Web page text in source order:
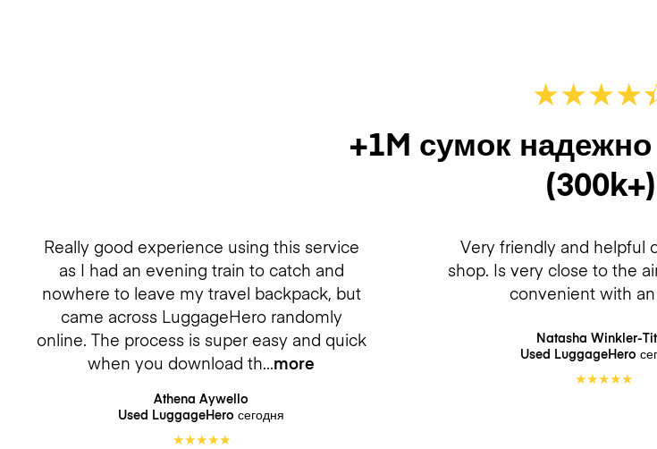
★★★★
+1M сумок
(300k+)
Really good experience using this service
as I had an evening train to catch and
nowhere to leave my travel backpack, but
came across LuggageHero randomly
online. The process is super easy and quick
when you download th more
Athena Aywello
Used LuggageHero сегодня
★★★★★
Very friendly and helpful
shop. Is very close to the
convenient with
Natasha Winkler-
Used LuggageHero
★★★★★